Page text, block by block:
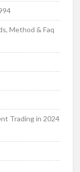
Method & Faq
Trading in 2024